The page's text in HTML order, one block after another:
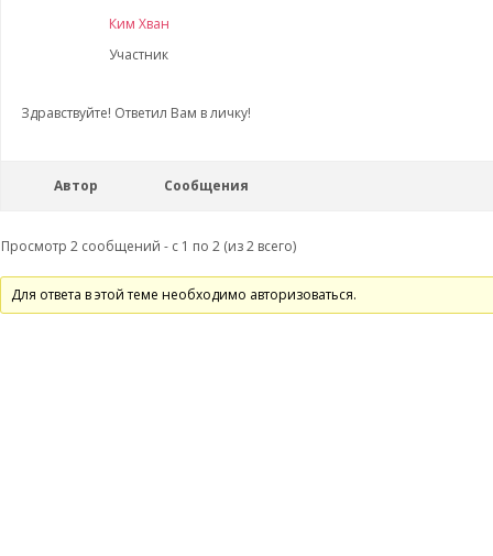
Ким Хван
Участник
Здравствуйте! Ответил Вам в личку!
Автор Сообщения
Просмотр 2 сообщений - с 1 по 2 (из 2 всего)
Для ответа в этой теме необходимо авторизоваться.